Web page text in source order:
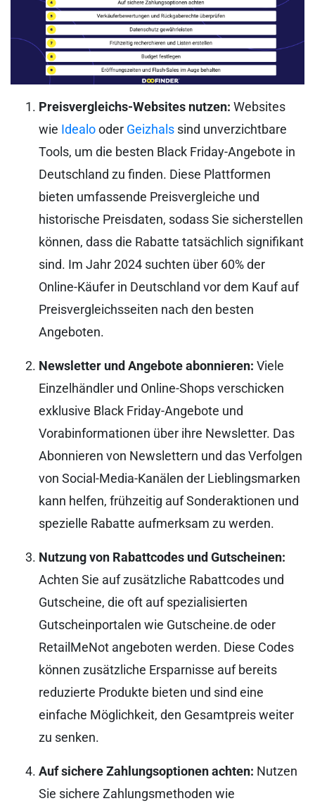
Preisvergleichs-Websites nutzen: Websites
wie Idealooder Geizhals sind unverzichtbare
Tools, um die besten Black Friday-Angebote in
Deutschland zu finden. Diese Plattformen
bieten umfassende Preisvergleiche und
historische Preisdaten, sodass Sie sicherstellen
können, dass die Rabatte tatsächlich signifikant
sind. Im Jahr 2024 suchten über 60% der
Online-Käufer in Deutschland vor dem Kauf auf
Preisvergleichsseiten nach den besten
Angeboten.
Newsletter und Angebote abonnieren: Viele
Einzelhändler und Online-Shops verschicken
exklusive Black Friday-Angebote und
Vorabinformationen über ihre Newsletter. Das
Abonnieren von Newslettern und das Verfolgen
von Social-Media-Kanälen der Lieblingsmarken
kann helfen, frühzeitig auf Sonderaktionen und
spezielle Rabatte aufmerksam zu werden.
Nutzung von Rabattcodes und Gutscheinen:
Achten Sie auf zusätzliche Rabattcodes und
Gutscheine, die oft auf spezialisierten
Gutscheinportalen wie Gutscheine.de oder
RetailMeNot angeboten werden. Diese Codes
können zusätzliche Ersparnisse auf bereits
reduzierte Produkte bieten und sind eine
einfache Möglichkeit, den Gesamtpreis weiter
zu senken.
Auf sichere Zahlungsoptionen achten: Nutzen
Sie sichere Zahlungsmethoden wie